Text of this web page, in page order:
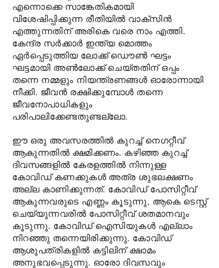
എന്നൊക്കെ സാങ്കേതികമായി
വിശേഷിപ്പിക്കുന്ന രീതിയിൽ വാക്സിൻ
എത്തുന്നതിന് അരികെ വരെ നാം എത്തി.
കേന്ദ്ര സർക്കാർ ഇന്ത്യ മൊത്തം
ഏർപ്പെടുത്തിയ ലോക്ക് ഡൌൺ ഘട്ടം
ഘട്ടമായി അൺലോക്ക് ചെയ്തതിന് ഒപ്പം
തന്നെ നമ്മളും നിയന്ത്രണങ്ങൾ ഓരോന്നായി
നീക്കി. ജീവൻ രക്ഷിക്കുമ്പോൾ തന്നെ
ജീവനോപാധികളും
പരിപാലിക്കേണ്ടതുണ്ടല്ലോ.
ഈ ഒരു അവസരത്തിൽ കുറച്ച് നെഗറ്റീവ്
ആകുന്നതിൽ ക്ഷമിക്കണം. കഴിഞ്ഞ കുറച്ച്
ദിവസങ്ങളിൽ കേരളത്തിൽ നിന്നുള്ള
കോവിഡ് കണക്കുകൾ അത്ര ശുഭലക്ഷണം
അല്ല കാണിക്കുന്നത്. കോവിഡ് പോസിറ്റീവ്
ആകുന്നവരുടെ എണ്ണം കൂടുന്നു, ആകെ ടെസ്റ്റ്
ചെയ്യുന്നവരിൽ പോസിറ്റീവ് ശതമാനവും
കൂടുന്നു. കോവിഡ് ഐസിയുകൾ എല്ലാം
നിറഞ്ഞു തന്നെയിരിക്കുന്നു. കോവിഡ്
ആശുപത്രികളിൽ കട്ടിലിന് ക്ഷാമം
അനുഭവപ്പെടുന്നു. ഓരോ ദിവസവും